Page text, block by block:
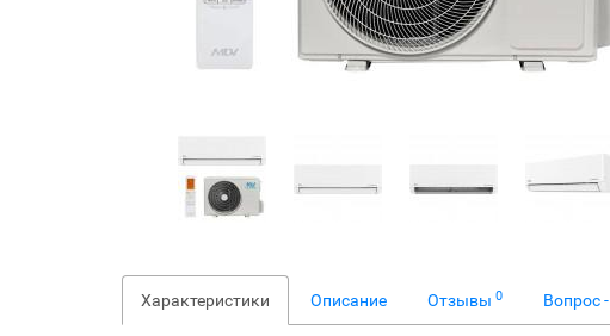
Характеристики Описание Отзывы 0 Вопрос